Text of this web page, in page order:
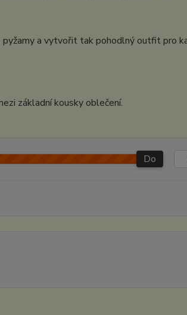
a vytvořit tak pohodlný outfit pro
základní kousky oblečení.
Do